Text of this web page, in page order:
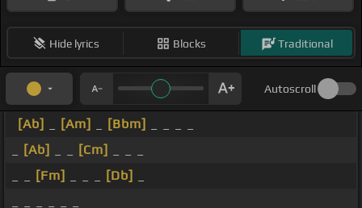
Hide lyrics Blocks Traditional
Autoscroll
[Ab] [Am] [Bbm]
[Ab] [Cm]
[Fm] [Db]